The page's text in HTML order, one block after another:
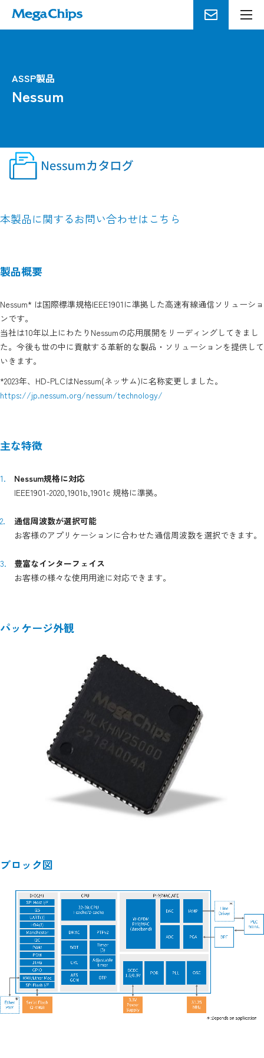
メ
ニ
ASSP製品
Nessum
本製品に関するお問い合わせはこちら
製品概要
Nessum* は国際標準規格IEEE1901に準拠した高速有線通信ソリューショ
ンです。
当社は10年以上にわたりNessumの応用展開をリーディングしてきまし
た。今後も世の中に貢献する革新的な製品・ソリューションを提供して
いきます。
*2023年、HD-PLCはNessum(ネッサム)に名称変更しました。
https://jp.nessum.org/nessum/technology/
主な特徴
Nessum規格に対応
IEEE1901-2020,1901b,1901c 規格に準拠。
通信周波数が選択可能
お客様のアプリケーションに合わせた通信周波数を選択できます。
豊富なインターフェイス
お客様の様々な使用用途に対応できます。
パッケージ外観
ブロック図